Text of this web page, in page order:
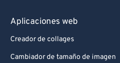
Aplicaciones web
Creador de collages
Cambiador de tamaño de imagen